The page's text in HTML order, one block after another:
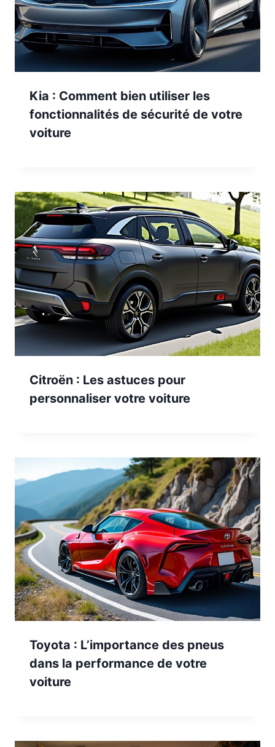
Kia : Comment bien utiliser les
fonctionnalités de sécurité de votre
voiture
Citroën : Les astuces pour
personnaliser votre voiture
Toyota : L’importance des pneus
dans la performance de votre
voiture